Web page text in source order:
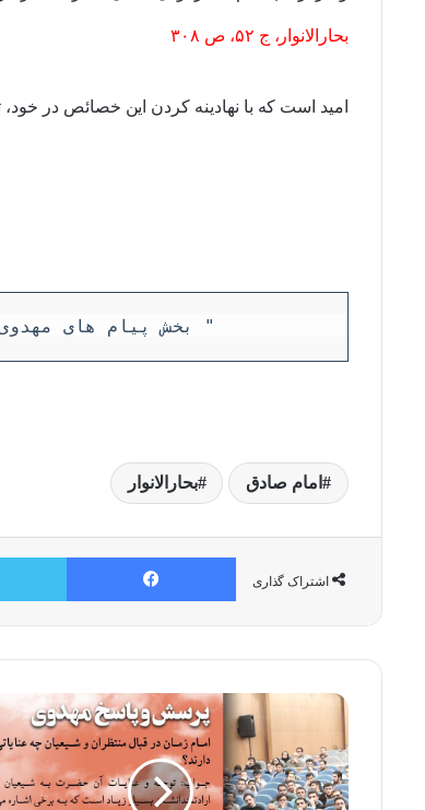
بحارالانوار ، ج ۵۲، ص ۳۰۸
امید است که با نهادینه کردن این خصائص در
بخش پیام های مهدوی: "امام زمان از منظر روایات "
امام صادق بحارالانوار
اشتراک گذاری
فیسبوک